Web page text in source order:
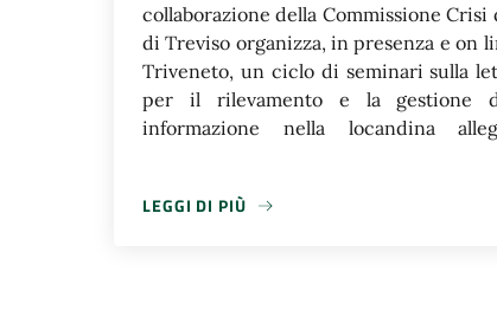
collaborazione della Commissione Crisi
di Treviso organizza, in presenza e on
Triveneto, un ciclo di seminari sulla
per il rilevamento e la gestione
informazione nella locandina
relativa al secondo evento, le slide
LEGGI DI PIÙ
LEGGI DI PIÙ